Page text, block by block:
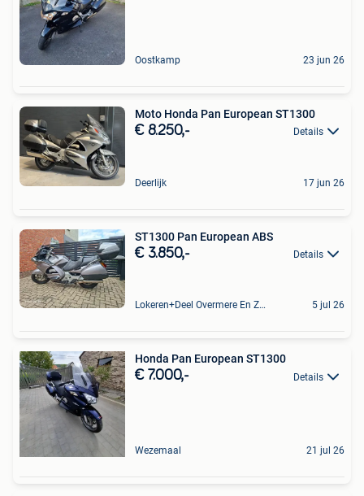
Oostkamp 23 jun 26
Moto Honda Pan European ST1300
€ 8.250,- Details
Deerlijk 17 jun 26
ST1300 Pan European ABS
€ 3.850,- Details
Lokeren+Deel Overmere En Zele 5 jul 26
Honda Pan European ST1300
€ 7.000,- Details
Wezemaal 21 jul 26